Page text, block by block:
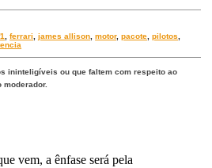
,ferrari ,james allison ,motor,pacote ,pilotos
ininteligíveis ou que faltem com respeito ao